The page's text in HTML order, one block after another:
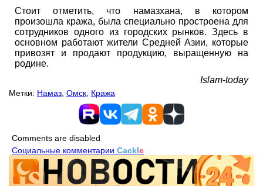
Стоит отметить, что намазхана, в котором
произошла кража, была специально простроена для
сотрудников одного из городских рынков. Здесь в
основном работают жители Средней Азии, которые
привозят и продают продукцию, выращенную на
родине.
Islam-today
Метки: Намаз Омск Кража
Comments are disabled
Социальные комментарии Cackle